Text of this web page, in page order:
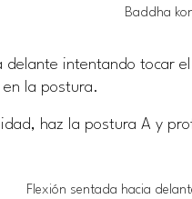
Baddha
intentando tocar
la postura.
haz la postura A y
Flexión sentada hacia